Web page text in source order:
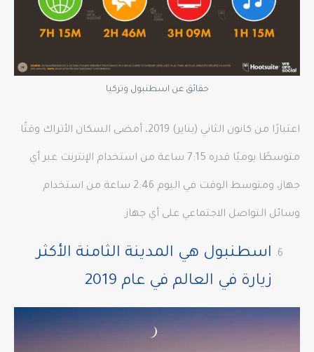
حقائق عن اسطنبول وتركيا
اعتبارًا من كانون الثاني (يناير) 2019، أمضى السكان الأتراك وقتًا
متوسطًا يوميًا قدره 7:15 ساعة من استخدام الإنترنت عبر أي
جهاز، ومتوسط ​​الوقت في اليوم 2:46 ساعة من استخدام
وسائل التواصل الاجتماعي على أي جهاز.
اسطنبول هي المدينة الثامنة الأكثر
زيارة في العالم في عام 2019